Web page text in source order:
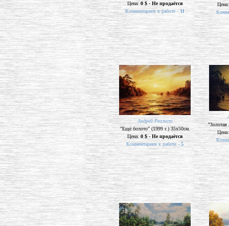
Цена:0 $ - Не продаётся
Комментариев к работе - 11
Андрей Реалист
"Ещё болото" (1999 г.) 35х50см.
Цена:0 $ - Не продаётся
Комментариев к работе -5
"Золотая